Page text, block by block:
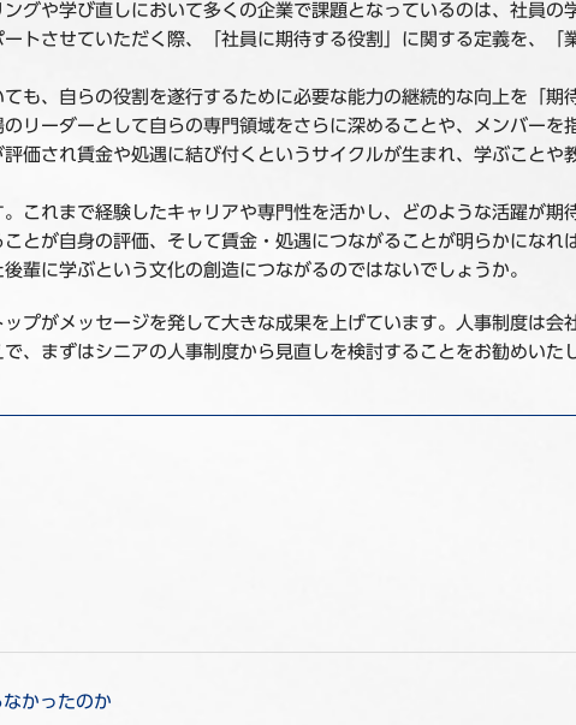
グや学び直しにおいて多くの企業で課題となっているのは、社員の
トさせていただく際、「社員に期待する役割」に関する定義を、
も、自らの役割を遂行するために必要な能力の継続的な向上を「
リーダーとして自らの専門領域をさらに深めることや、メンバー
価され賃金や処遇に結び付くというサイクルが生まれ、学ぶこと
これまで経験したキャリアや専門性を活かし、どのような活躍が
とが自身の評価、そして賃金・処遇につながることが明らかにな
輩に学ぶという文化の創造につながるのではないでしょうか。
プがメッセージを発して大きな成果を上げています。人事制度は
、まずはシニアの人事制度から見直しを検討することをお勧めいた
かったのか